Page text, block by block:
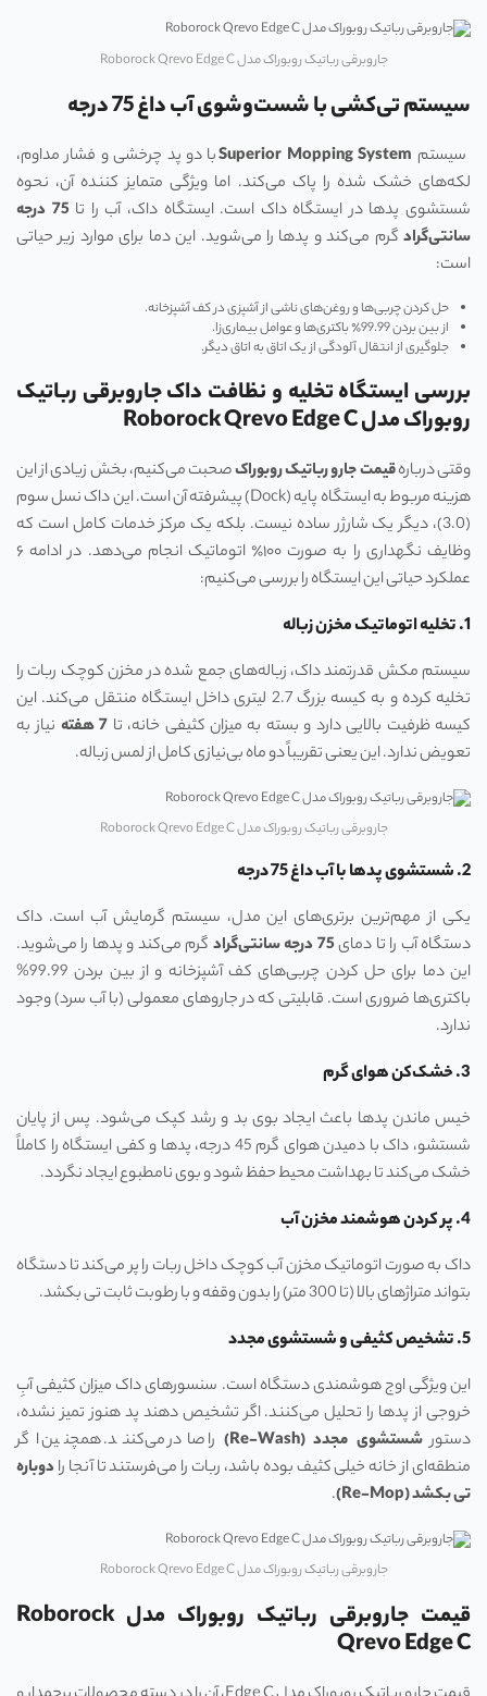
جاروبرقی رباتیک روبوراک مدل Roborock Qrevo Edge C
سیستم تی‌کشی با شست‌وشوی آب داغ 75 درجه
سیستم Superior Mopping Systemبا دو پد چرخشی و فشار مداوم،
لکه‌های خشک شده را پاک می‌کند. اما ویژگی متمایز کننده آن، نحوه
شستشوی پدها در ایستگاه داک است. ایستگاه داک، آب را تا75 درجه
سانتی‌گراد گرم می‌کند و پدها را می‌شوید. این دما برای موارد زیر حیاتی
است:
حل کردن چربی‌ها و روغن‌های ناشی از آشپزی در کف آشپزخانه.
از بین بردن 99.99٪ باکتری‌ها و عوامل بیماری‌زا.
جلوگیری از انتقال آلودگی از یک اتاق به اتاق دیگر.
بررسی ایستگاه تخلیه و نظافت داک جاروبرقی رباتیک
روبوراک مدل Roborock Qrevo Edge C
وقتی دربارهقیمت جارو رباتیک روبوراکصحبت می‌کنیم، بخش زیادی از این
هزینه مربوط به ایستگاه پایه (Dock) پیشرفته آن است. این داک نسل سوم
(3.0)، دیگر یک شارژر ساده نیست. بلکه یک مرکز خدمات کامل است که
وظایف نگهداری را به صورت ۱۰۰٪ اتوماتیک انجام می‌دهد. در ادامه ۶
عملکرد حیاتی این ایستگاه را بررسی می‌کنیم:
1. تخلیه اتوماتیک مخزن زباله
سیستم مکش قدرتمند داک، زباله‌های جمع شده در مخزن کوچک ربات را
تخلیه کرده و به کیسه بزرگ 2.7 لیتری داخل ایستگاه منتقل می‌کند. این
کیسه ظرفیت بالایی دارد و بسته به میزان کثیفی خانه، تا 7هفته نیاز به
تعویض ندارد. این یعنی تقریباً دو ماه بی‌نیازی کامل از لمس زباله.
جاروبرقی رباتیک روبوراک مدل Roborock Qrevo Edge C
2. شستشوی پدها با آب داغ 75 درجه
یکی از مهم‌ترین برتری‌های این مدل، سیستم گرمایش آب است. داک
دستگاه آب را تا دمای75 درجه سانتی‌گراد گرم می‌کند و پدها را می‌شوید.
این دما برای حل کردن چربی‌های کف آشپزخانه و از بین بردن 99.99%
باکتری‌ها ضروری است. قابلیتی که در جاروهای معمولی (با آب سرد) وجود
ندارد.
3. خشک‌کن هوای گرم
خیس ماندن پدها باعث ایجاد بوی بد و رشد کپک می‌شود. پس از پایان
شستشو، داک با دمیدن هوای گرم 45 درجه، پدها و کفی ایستگاه را کاملاً
خشک می‌کند تا بهداشت محیط حفظ شود و بوی نامطبوع ایجاد نگردد.
4. پر کردن هوشمند مخزن آب
داک به صورت اتوماتیک مخزن آب کوچک داخل ربات را پر می‌کند تا دستگاه
بتواند متراژهای بالا (تا 300 متر) را بدون وقفه و با رطوبت ثابت تی بکشد.
5. تشخیص کثیفی و شستشوی مجدد
این ویژگی اوج هوشمندی دستگاه است. سنسورهای داک میزان کثیفی آبِ
خروجی از پدها را تحلیل می‌کنند. اگر تشخیص دهند پد هنوز تمیز نشده،
دستورشستشوی مجدد (Re-Wash)
را صادر می‌کنند. همچنین اگر
منطقه‌ای از خانه خیلی کثیف بوده باشد، ربات را می‌فرستند تا آنجا را دوباره
تی بکشد(Re-Mop)
.
جاروبرقی رباتیک روبوراک مدل Roborock Qrevo Edge C
قیمت جاروبرقی رباتیک روبوراک مدل Roborock
Qrevo Edge C